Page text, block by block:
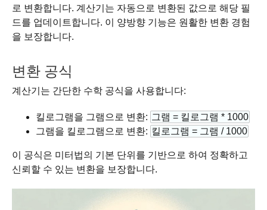
로 변환합니다. 계산기는 자동으로 변환된 값으로 해당 필
드를 업데이트합니다. 이 양방향 기능은 원활한 변환 경험
을 보장합니다.
변환 공식
계산기는 간단한 수학 공식을 사용합니다:
킬로그램을 그램으로 변환: 그램 = 킬로그램 * 1000
그램을 킬로그램으로 변환: 킬로그램 = 그램 / 1000
이 공식은 미터법의 기본 단위를 기반으로 하여 정확하고
신뢰할 수 있는 변환을 보장합니다.